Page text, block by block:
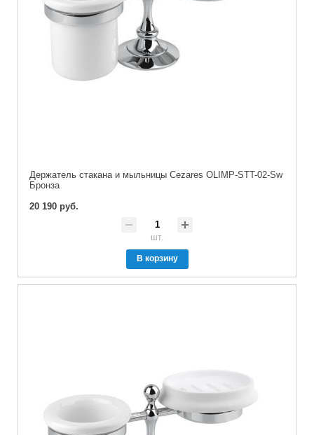
Держатель стакана и мыльницы Cezares OLIMP-STT-02-Sw
Бронза
20 190 руб.
шт.
В корзину